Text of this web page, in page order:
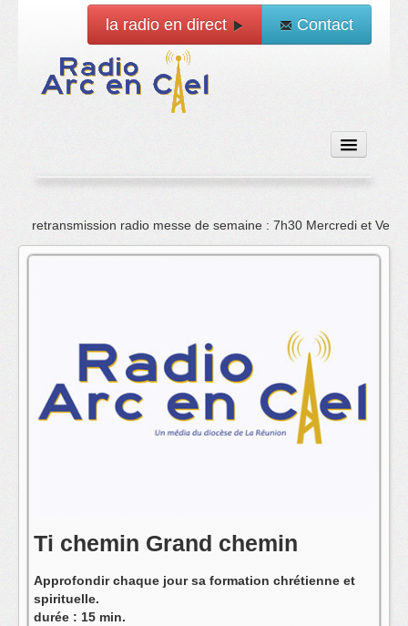
la radio en direct Contact
Accueil
Emissions
La radio
L'équipe
retransmission radio messe de semaine : 7h30 Mercredi et
Ti chemin Grand chemin
Approfondir chaque jour sa formation chrétienne et
spirituelle.
durée : 15 min.